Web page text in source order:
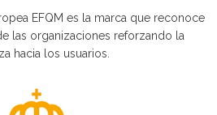
EFQM es la marca que reconoce
las organizaciones reforzando la
hacia los usuarios.